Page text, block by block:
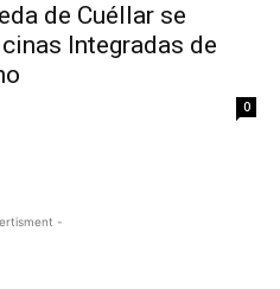
de Cuéllar se
Integradas de
0
-